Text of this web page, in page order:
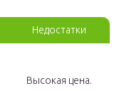
Недостатки
Высокая цена.